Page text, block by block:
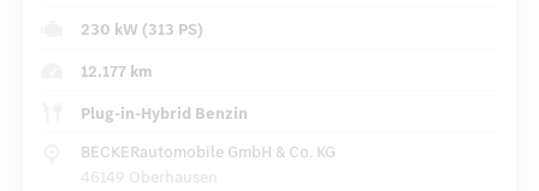
230 kW (313 PS)
12.177 km
Plug-in-Hybrid Benzin
BECKERautomobile GmbH & Co. KG
46149 Oberhausen